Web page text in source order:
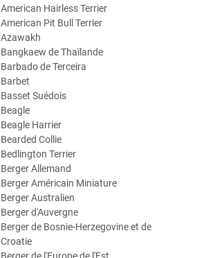
American Hairless Terrier
American Pit Bull Terrier
Azawakh
Bangkaew de Thaïlande
Barbado de Terceira
Barbet
Basset Suédois
Beagle
Beagle Harrier
Bearded Collie
Bedlington Terrier
Berger Allemand
Berger Américain Miniature
Berger Australien
Berger d'Auvergne
Berger de Bosnie-Herzegovine et de
Croatie